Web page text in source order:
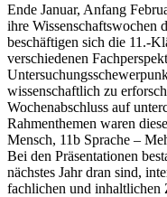
Ende Januar, Anfang
ihre Wissenschaftswochen
beschäftigen sich die 11.-
verschiedenen
wissenschaftlich zu
Wochenabschluss auf
Rahmenthemen waren
Mensch, 11b Sprache –
Bei den Präsentationen
nächstes Jahr dran sind,
fachlichen und inhaltlichen